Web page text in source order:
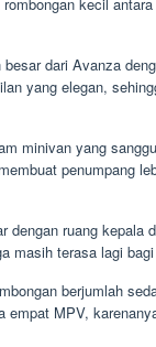
dari Avanza
yang elegan,
minivan yang
penumpang
ruang kepala
masih terasa lagi
berjumlah
empat MPV,